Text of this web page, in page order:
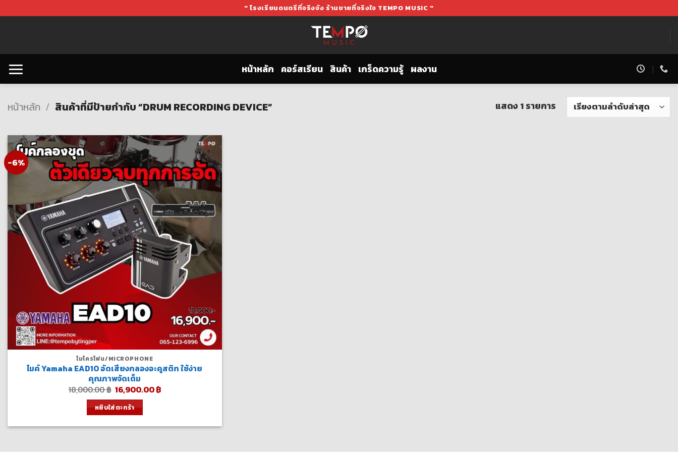
to
" โรงเรียนดนตรีที่จริงจัง ร้านขายที่จริงใจ TEMPO MUSIC "
หน้าหลัก คอร์สเรียน สินค้า เกร็ดความรู้ ผลงาน
หน้าหลัก / สินค้าที่มีป้ายกำกับ “DRUM RECORDING DEVICE” แสดง 1 รายการ
-6%
ไมโครโฟน/MICROPHONE
ไมค์ Yamaha EAD10 อัดเสียงกลองอะคูสติก ใช้ง่าย
คุณภาพจัดเต็ม
18,000.00฿ Original
price
was:
18,000.00 ฿.
16,900.00฿Current
หยิบใส่ตะกร้า